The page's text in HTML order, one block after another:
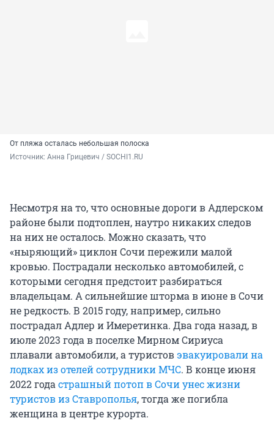
От пляжа осталась небольшая полоска
Источник: Анна Грицевич / SOCHI1.RU
Несмотря на то, что основные дороги в Адлерском
районе были подтоплен, наутро никаких следов
на них не осталось. Можно сказать, что
«ныряющий» циклон Сочи пережили малой
кровью. Пострадали несколько автомобилей, с
которыми сегодня предстоит разбираться
владельцам. А сильнейшие шторма в июне в Сочи
не редкость. В 2015 году, например, сильно
пострадал Адлер и Имеретинка. Два года назад, в
июле 2023 года в поселке Мирном Сириуса
плавали автомобили, а туристовэвакуировали на
лодках из отелей сотрудники МЧС. В конце июня
2022 года страшный потоп в Сочи унес жизни
туристов из Ставрополья, тогда же погибла
женщина в центре курорта.